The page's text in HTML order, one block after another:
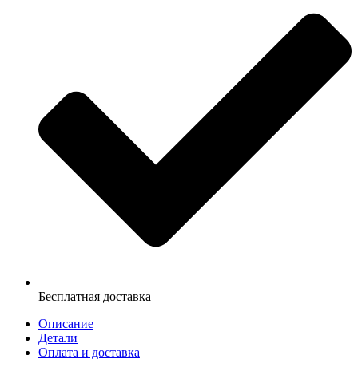
Бесплатная доставка
Описание
Детали
Оплата и доставка